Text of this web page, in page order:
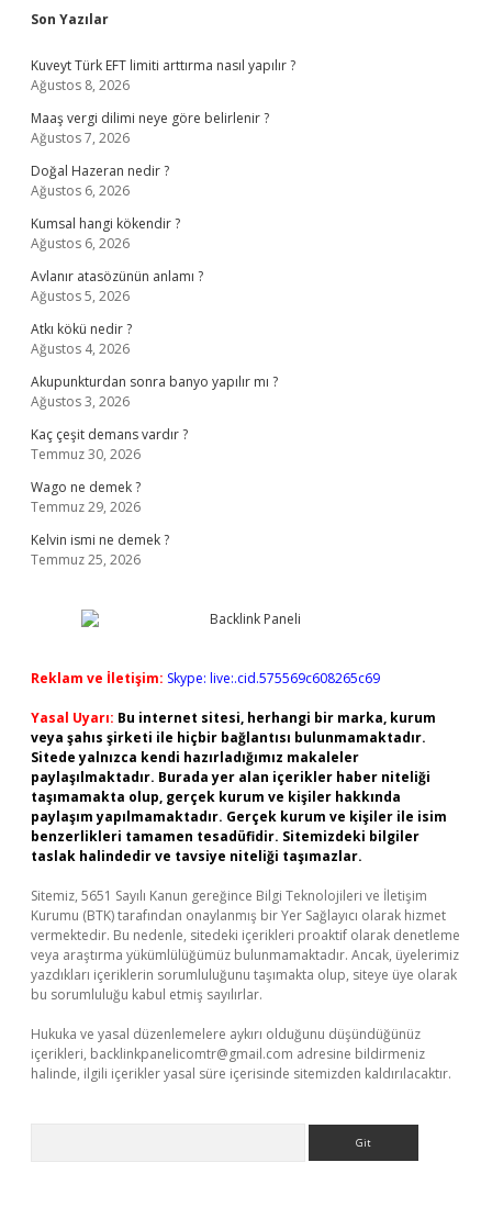
Sidebar
Son Yazılar
Kuveyt Türk EFT limiti arttırma nasıl yapılır ?
Ağustos 8, 2026
Maaş vergi dilimi neye göre belirlenir ?
Ağustos 7, 2026
Doğal Hazeran nedir ?
Ağustos 6, 2026
Kumsal hangi kökendir ?
Ağustos 6, 2026
Avlanır atasözünün anlamı ?
Ağustos 5, 2026
Atkı kökü nedir ?
Ağustos 4, 2026
Akupunkturdan sonra banyo yapılır mı ?
Ağustos 3, 2026
Kaç çeşit demans vardır ?
Temmuz 30, 2026
Wago ne demek ?
Temmuz 29, 2026
Kelvin ismi ne demek ?
Temmuz 25, 2026
Reklam ve İletişim: Skype: live:.cid.575569c608265c69
Yasal Uyarı: Bu internet sitesi, herhangi bir marka, kurum
veya şahıs şirketi ile hiçbir bağlantısı bulunmamaktadır.
Sitede yalnızca kendi hazırladığımız makaleler
paylaşılmaktadır. Burada yer alan içerikler haber niteliği
taşımamakta olup, gerçek kurum ve kişiler hakkında
paylaşım yapılmamaktadır. Gerçek kurum ve kişiler ile isim
benzerlikleri tamamen tesadüfidir. Sitemizdeki bilgiler
taslak halindedir ve tavsiye niteliği taşımazlar.
Sitemiz, 5651 Sayılı Kanun gereğince Bilgi Teknolojileri ve İletişim
Kurumu (BTK) tarafından onaylanmış bir Yer Sağlayıcı olarak hizmet
vermektedir. Bu nedenle, sitedeki içerikleri proaktif olarak denetleme
veya araştırma yükümlülüğümüz bulunmamaktadır. Ancak, üyelerimiz
yazdıkları içeriklerin sorumluluğunu taşımakta olup, siteye üye olarak
bu sorumluluğu kabul etmiş sayılırlar.
Hukuka ve yasal düzenlemelere aykırı olduğunu düşündüğünüz
içerikleri, backlinkpanelicomtr@gmail.com adresine bildirmeniz
halinde, ilgili içerikler yasal süre içerisinde sitemizden kaldırılacaktır.